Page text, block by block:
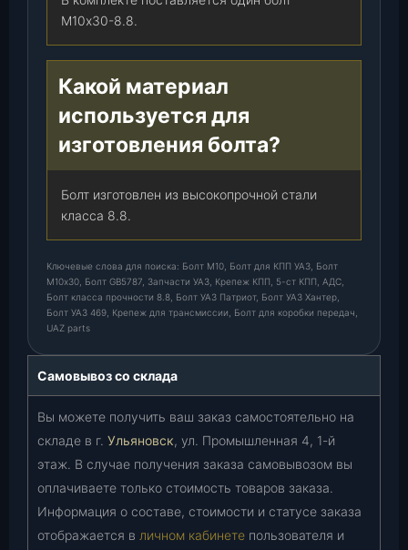
М10х30-8.8.
Какой материал
используется для
изготовления болта?
Болт изготовлен из высокопрочной стали
класса 8.8.
Ключевые слова для поиска: Болт М10, Болт для КПП УАЗ, Болт
М10х30, Болт GB5787, Запчасти УАЗ, Крепеж КПП, 5-ст КПП, АДС,
Болт класса прочности 8.8, Болт УАЗ Патриот, Болт УАЗ Хантер,
Болт УАЗ 469, Крепеж для трансмиссии, Болт для коробки передач,
UAZ parts
Самовывоз со склада
Вы можете получить ваш заказ самостоятельно на
складе в г. Ульяновск, ул. Промышленная 4, 1-й
этаж. В случае получения заказа самовывозом вы
оплачиваете только стоимость товаров заказа.
Информация о составе, стоимости и статусе заказа
отображается в личном кабинете пользователя и